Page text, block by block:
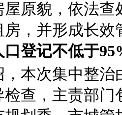
屋原貌，依法
房，并形成长效
登记不低于
次集中整治
检查，主责部